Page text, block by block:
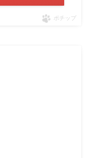
ポチップ